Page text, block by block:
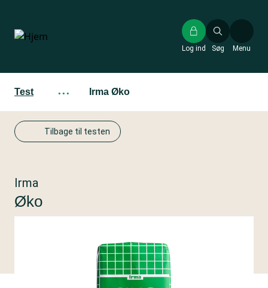
hovedindhold
Søg
Log ind Menu
Test ··· Irma Øko
Tilbage til testen
Irma
Øko